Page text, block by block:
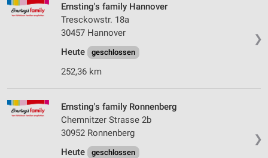
❯
Ernsting's family Hannover
Tresckowstr. 18a
30457 Hannover
Heute
geschlossen
252,36 km
❯
Ernsting's family Ronnenberg
Chemnitzer Strasse 2b
30952 Ronnenberg
Heute
geschlossen